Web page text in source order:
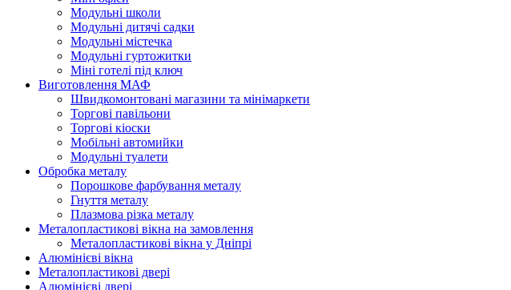
Модульні школи
Модульні дитячі садки
Модульні містечка
Модульні гуртожитки
Міні готелі під ключ
Виготовлення МАФ
Швидкомонтовані магазини та мінімаркети
Торгові павільони
Торгові кіоски
Мобільні автомийки
Модульні туалети
Обробка металу
Порошкове фарбування металу
Гнуття металу
Плазмова різка металу
Металопластикові вікна на замовлення
Металопластикові вікна у Дніпрі
Алюмінієві вікна
Металопластикові двері
Алюмінієві двері